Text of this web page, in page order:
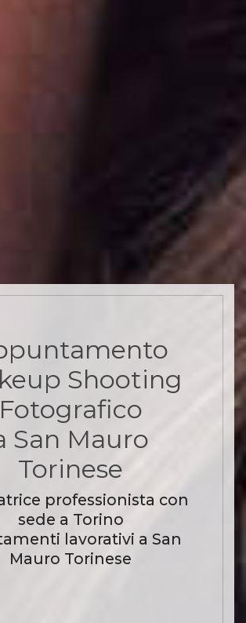
Shooting
Fotografico
San Mauro
Torinese
professionista con
sede a Torino
lavorativi a San
Mauro Torinese